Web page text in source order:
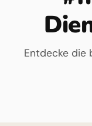
Entdecke die